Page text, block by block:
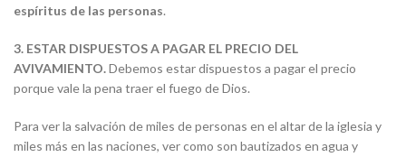
espíritus de las personas.
3. ESTAR DISPUESTOS A PAGAR EL PRECIO DEL
AVIVAMIENTO.Debemos estar dispuestos a pagar el precio
porque vale la pena traer el fuego de Dios.
Para ver la salvación de miles de personas en el altar de la iglesia y
miles más en las naciones, ver como son bautizados en agua y